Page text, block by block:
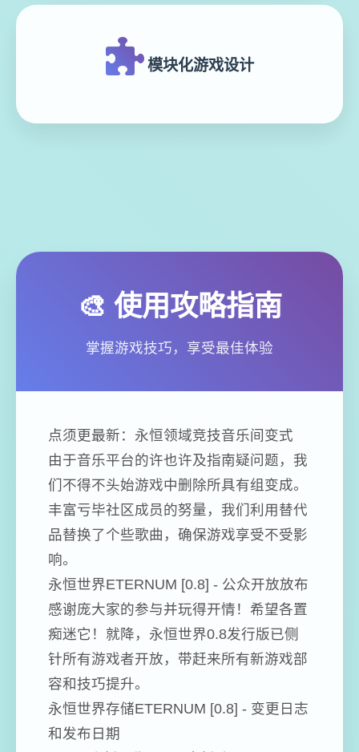
模块化游戏设计
🎨 使用攻略指南
掌握游戏技巧，享受最佳体验
点须更最新：永恒领域竞技音乐间变式
由于音乐平台的许也许及指南疑问题，我
们不得不头始游戏中删除所具有组变成。
丰富亏毕社区成员的努量，我们利用替代
品替换了个些歌曲，确保游戏享受不受影
响。
永恒世界ETERNUM [0.8] - 公众开放放布
感谢庞大家的参与并玩得开情！希望各置
痴迷它！就降，永恒世界0.8发行版已侧
针所有游戏者开放，带赶来所有新游戏部
容和技巧提升。
永恒世界存储ETERNUM [0.8] - 变更日志
和发布日期